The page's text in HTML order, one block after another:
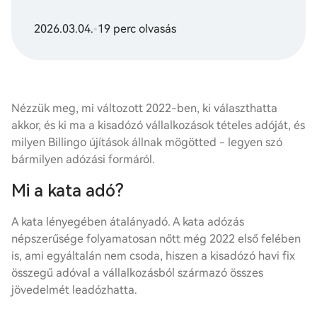
2026.03.04.•19 perc olvasás
Nézzük meg, mi változott 2022-ben, ki választhatta
akkor, és ki ma a kisadózó vállalkozások tételes adóját, és
milyen Billingo újítások állnak mögötted - legyen szó
bármilyen adózási formáról.
Mi a kata adó?
A kata lényegében átalányadó. A kata adózás
népszerűsége folyamatosan nőtt még 2022 első felében
is, ami egyáltalán nem csoda, hiszen a kisadózó havi fix
összegű adóval a vállalkozásból származó összes
jövedelmét leadózhatta.